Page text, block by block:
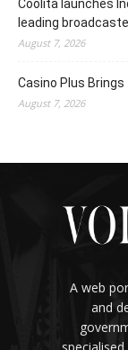
Coolita launches
leading
August 7, 2026
Casino Plus Brings
August 7, 2026
A web
and